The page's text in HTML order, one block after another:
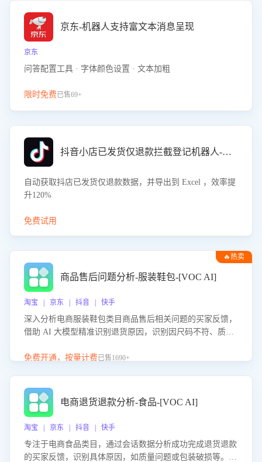
京东-机器人支持富文本消息呈现
京东
问答配置工具 · 字体颜色设置 · 文本加粗
限时免费已售69+
抖音小店已发货仅退款拦截登记机器人-八爪鱼
自动获取抖店已发货仅退款数据，并导出到 Excel ，效率提
升120%
免费试用
🔥热卖
商品售后问题分析-服装鞋包-[VOC AI]
淘宝 | 京东 | 抖音 | 快手
深入分析电商服装鞋包类目商品售后相关问题的买家反馈，
借助 AI 大模型精准识别退货原因，识别因尺码不符、质量
议，助力商家优化产品或服务，实现销售额的显著提升。
免费开通，按量计费已售1690+
电商退货退款分析-食品-[VOC AI]
淘宝 | 京东 | 抖音 | 快手
专注于电商食品类目，通过会话数据分析成功完成退货退款
的买家反馈，识别具体原因，如质量问题或包装破损等。结